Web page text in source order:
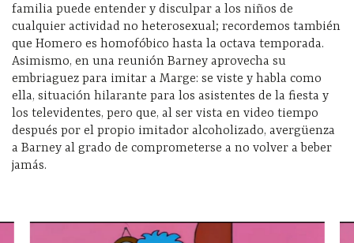
familia puede entender y disculpar a los niños de
cualquier actividad no heterosexual; recordemos también
que Homero es homofóbico hasta la octava temporada.
Asimismo, en una reunión Barney aprovecha su
embriaguez para imitar a Marge: se viste y habla como
ella, situación hilarante para los asistentes de la fiesta y
los televidentes, pero que, al ser vista en video tiempo
después por el propio imitador alcoholizado, avergüenza
a Barney al grado de comprometerse a no volver a beber
jamás.